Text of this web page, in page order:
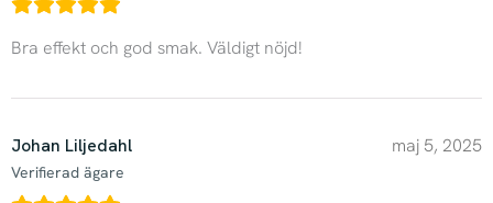
Bra effekt och god smak. Väldigt nöjd!
Johan Liljedahl
Verifierad ägare
maj 5, 2025